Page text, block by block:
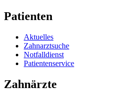
Patienten
Aktuelles
Zahnarztsuche
Notfalldienst
Patientenservice
Zahnärzte